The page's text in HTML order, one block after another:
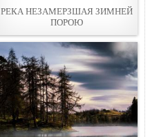
РЕКА НЕЗАМEРЗШАЯ ЗИМНЕЙ
ПОРОЮ